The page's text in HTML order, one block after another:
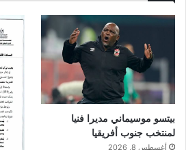
بيتسو موسيماني مديرا فنيا
لمنتخب جنوب أفريقيا
أغسطس 8, 2026